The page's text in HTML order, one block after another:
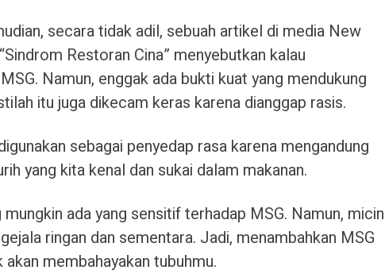
secara tidak adil, sebuah artikel di media New
Restoran Cina” menyebutkan kalau
Namun, enggak ada bukti kuat yang mendukung
itu juga dikecam keras karena dianggap rasis.
sebagai penyedap rasa karena mengandung
yang kita kenal dan sukai dalam makanan.
ada yang sensitif terhadap MSG. Namun, micin
ringan dan sementara. Jadi, menambahkan MSG
membahayakan tubuhmu.